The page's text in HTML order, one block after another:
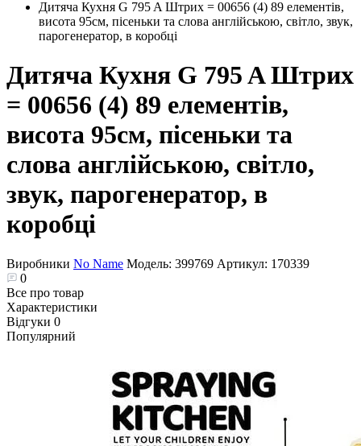
Дитяча Кухня G 795 A Штрих = 00656 (4) 89 елементів,
висота 95см, пісеньки та слова англійською, світло, звук,
парогенератор, в коробці
Дитяча Кухня G 795 A Штрих
= 00656 (4) 89 елементів,
висота 95см, пісеньки та
слова англійською, світло,
звук, парогенератор, в
коробці
Виробники No Name Модель: 399769 Артикул: 170339
0
Все про товар
Характеристики
Відгуки 0
Популярний